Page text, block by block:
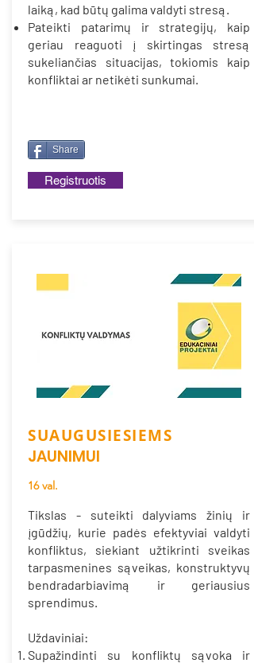
laiką, kad būtų galima valdyti stresą.
Pateikti patarimų ir strategijų, kaip
geriau reaguoti į skirtingas stresą
sukeliančias situacijas, tokiomis kaip
konfliktai ar netikėti sunkumai.
Share
Registruotis
SUAUGUSIESIEMS
JAUNIMUI
16 val.
Tikslas - suteikti dalyviams žinių ir
įgūdžių, kurie padės efektyviai valdyti
konfliktus, siekiant užtikrinti sveikas
tarpasmenines sąveikas, konstruktyvų
bendradarbiavimą ir geriausius
sprendimus.
Uždaviniai:
Supažindinti su konfliktų sąvoka ir